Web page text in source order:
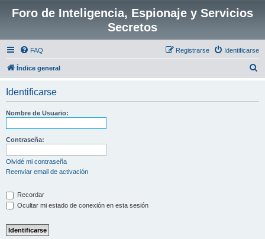
Foro de Inteligencia, Espionaje y Servicios
Secretos
FAQ Identificarse
Registrarse
Índice general
Identificarse
Nombre de Usuario:
Contraseña:
Olvidé mi contraseña
Reenviar email de activación
Recordar
Ocultar mi estado de conexión en esta sesión